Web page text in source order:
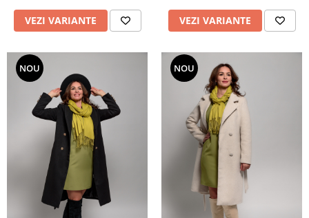
VEZI VARIANTE VEZI VARIANTE
NOU NOU